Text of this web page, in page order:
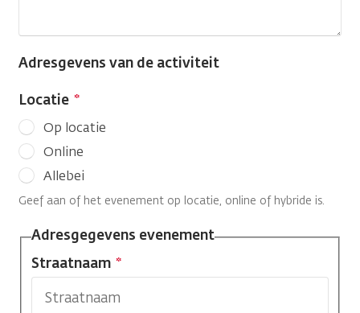
Adresgevens van de activiteit
Locatie
Op locatie
Online
Allebei
Geef aan of het evenement op locatie, online of hybride is.
Adresgegevens evenement
Waar
is
de
Straatnaam